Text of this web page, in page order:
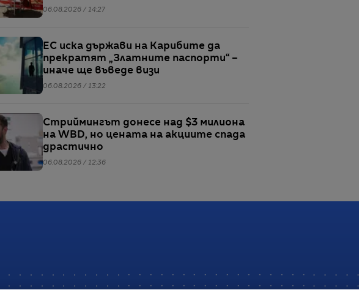
електричество
06.08.2026 / 14:27
ЕС иска държави на Карибите да
прекратят „Златните паспорти“ –
иначе ще въведе визи
06.08.2026 / 13:22
Стриймингът донесе над $3 милиона
на WBD, но цената на акциите спада
драстично
06.08.2026 / 12:36